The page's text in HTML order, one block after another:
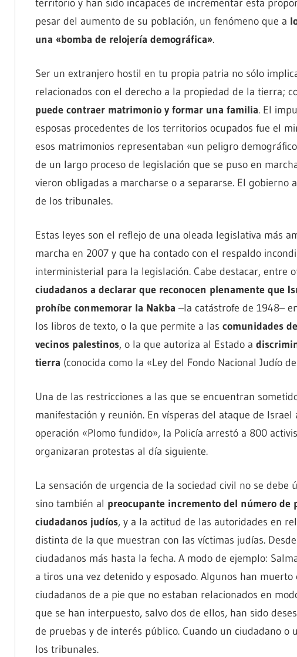
territorio y han sido incapaces de incrementar esta
pesar del aumento de su población, un fenómeno que a
una «bomba de relojería demográfica».
Ser un extranjero hostil en tu propia patria no sólo
relacionados con el derecho a la propiedad de la tierra;
puede contraer matrimonio y formar una familia. El
esposas procedentes de los territorios ocupados fue el
esos matrimonios representaban «un peligro
de un largo proceso de legislación que se puso en
vieron obligadas a marcharse o a separarse. El
de los tribunales.
Estas leyes son el reflejo de una oleada legislativa más
marcha en 2007 y que ha contado con el respaldo
interministerial para la legislación. Cabe destacar, entre
ciudadanos a declarar que reconocen plenamente que
prohíbe conmemorar la Nakba –la catástrofe de 1948–
los libros de texto, o la que permite a las comunidades
vecinos palestinos, o la que autoriza al Estado a
tierra (conocida como la «Ley del Fondo Nacional Judío
Una de las restricciones a las que se encuentran
manifestación y reunión. En vísperas del ataque de
operación «Plomo fundido», la Policía arrestó a 800
organizaran protestas al día siguiente.
La sensación de urgencia de la sociedad civil no se debe
sino también al preocupante incremento del número de
ciudadanos judíos, y a la actitud de las autoridades en
distinta de la que muestran con las víctimas judías.
ciudadanos más hasta la fecha. A modo de ejemplo:
a tiros una vez detenido y esposado. Algunos han
ciudadanos de a pie que no estaban relacionados en
que se han interpuesto, salvo dos de ellos, han sido
de pruebas y de interés público. Cuando un ciudadano o
los tribunales.